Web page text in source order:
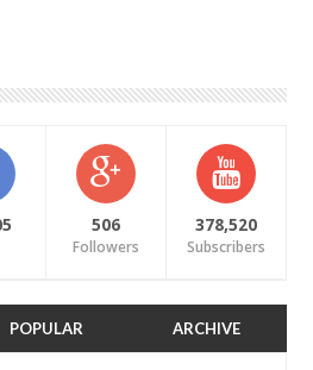
506
Followers
378,520
Subscribers
POPULAR ARCHIVE